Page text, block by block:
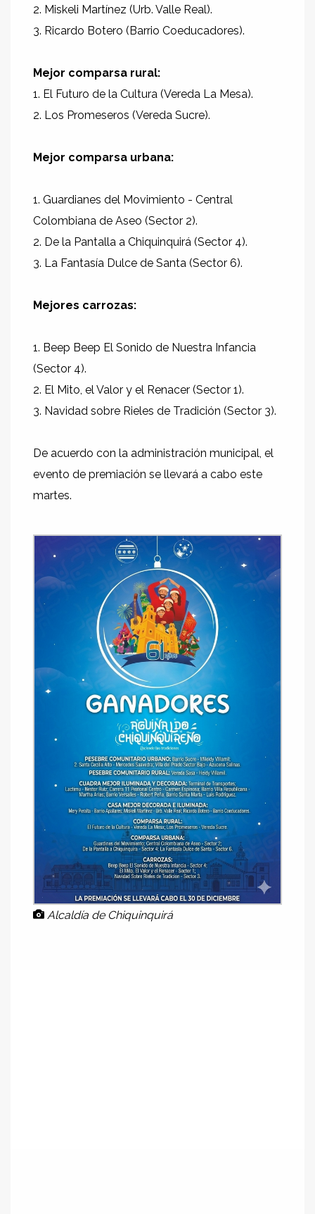
2. Miskeli Martínez (Urb. Valle Real).
3. Ricardo Botero (Barrio Coeducadores).
Mejor comparsa rural:
1. El Futuro de la Cultura (Vereda La Mesa).
2. Los Promeseros (Vereda Sucre).
Mejor comparsa urbana:
1. Guardianes del Movimiento - Central
Colombiana de Aseo (Sector 2).
2. De la Pantalla a Chiquinquirá (Sector 4).
3. La Fantasía Dulce de Santa (Sector 6).
Mejores carrozas:
1. Beep Beep El Sonido de Nuestra Infancia
(Sector 4).
2. El Mito, el Valor y el Renacer (Sector 1).
3. Navidad sobre Rieles de Tradición (Sector 3).
De acuerdo con la administración municipal, el
evento de premiación se llevará a cabo este
martes.
Alcaldía de Chiquinquirá